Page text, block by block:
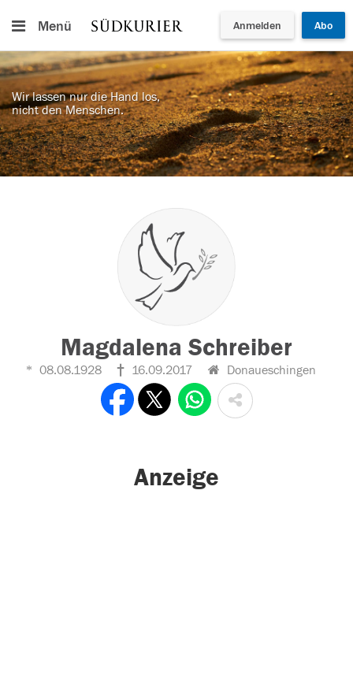
Menü Anmelden Abo
Wir lassen nur die Hand los,
nicht den Menschen.
Magdalena Schreiber
08.08.1928 16.09.2017 Donaueschingen
Anzeige